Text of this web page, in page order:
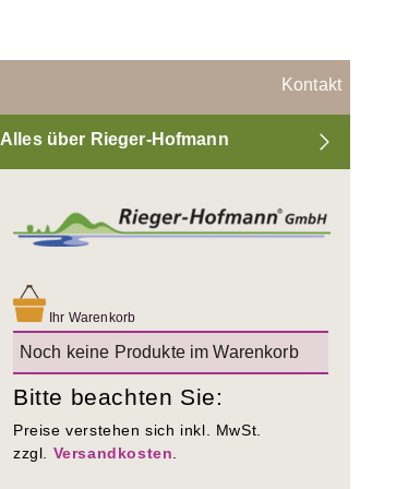
Kontakt
Alles über Rieger-Hofmann
Ihr Warenkorb
Noch keine Produkte im Warenkorb
Bitte beachten Sie:
Preise verstehen sich inkl. MwSt.
zzgl. Versandkosten